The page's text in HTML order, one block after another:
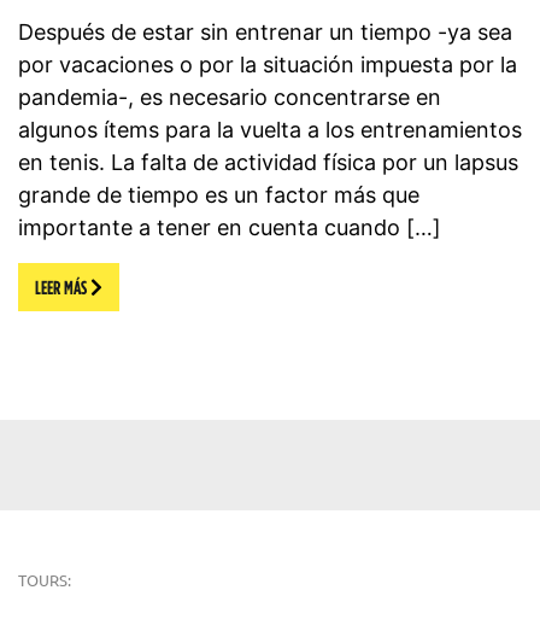
Después de estar sin entrenar un tiempo -ya sea
por vacaciones o por la situación impuesta por la
pandemia-, es necesario concentrarse en
algunos ítems para la vuelta a los entrenamientos
en tenis. La falta de actividad física por un lapsus
grande de tiempo es un factor más que
importante a tener en cuenta cuando […]
LEER MÁS
TOURS: